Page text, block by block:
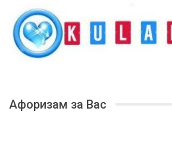
Афоризам за Вас